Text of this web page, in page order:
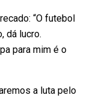
“O futebol
dá lucro.
para mim é o
a luta pelo